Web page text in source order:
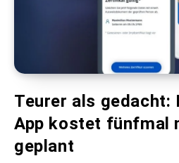
Teurer als gedacht:
App kostet fünfmal
geplant